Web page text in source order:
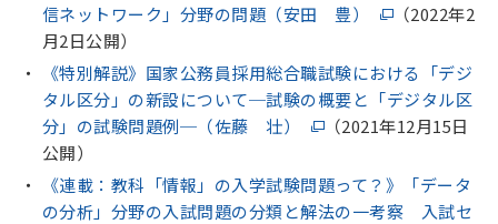
信ネットワーク」分野の問題（安田 豊）
（2022年2
月2日公開）
《特別解説》国家公務員採用総合職試験における「デジ
タル区分」の新設について─試験の概要と「デジタル区
分」の試験問題例─（佐藤 壮）
（2021年12月15日
公開）
《連載：教科「情報」の入学試験問題って？》「データ
の分析」分野の入試問題の分類と解法の一考察 入試セ